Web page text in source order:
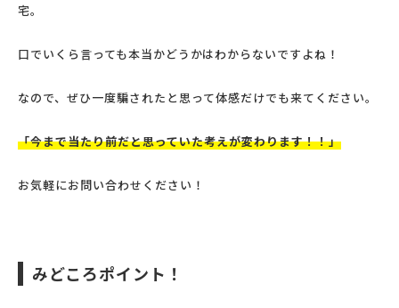
宅。
口でいくら言っても本当かどうかはわからないですよね！
なので、ぜひ一度騙されたと思って体感だけでも来てください。
「今まで当たり前だと思っていた考えが変わります！！」
お気軽にお問い合わせください！
みどころポイント！